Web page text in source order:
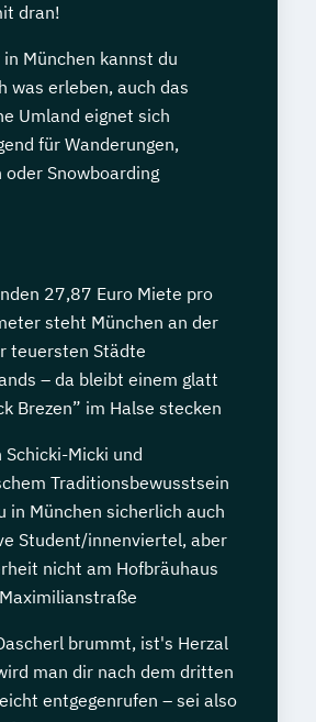
dran!
München kannst du
was erleben, auch das
Umland eignet sich
für Wanderungen,
oder Snowboarding
27,87 Euro Miete pro
steht München an der
teuersten Städte
– da bleibt einem glatt
Brezen” im Halse stecken
Schicki-Micki und
Traditionsbewusstsein
in München sicherlich auch
Student/innenviertel, aber
nicht am Hofbräuhaus
brummt, ist's Herzal
man dir nach dem dritten
entgegenrufen – sei also